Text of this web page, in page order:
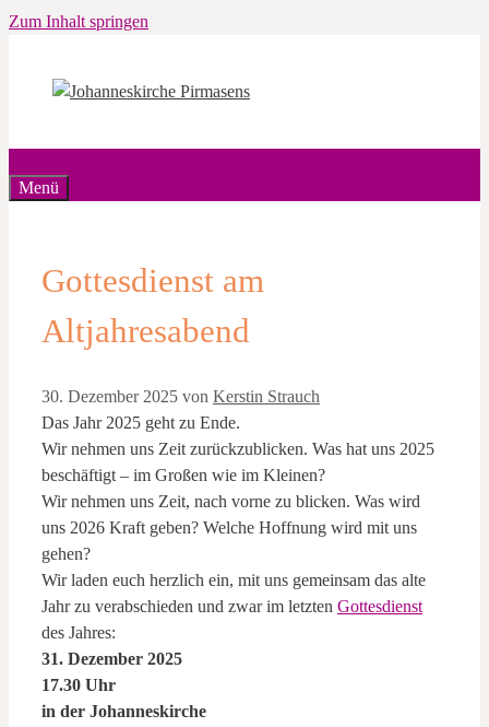
Zum Inhalt springen
Menü
Gottesdienst am
Altjahresabend
30. Dezember 2025 von Kerstin Strauch
Das Jahr 2025 geht zu Ende.
Wir nehmen uns Zeit zurückzublicken. Was hat uns 2025
beschäftigt – im Großen wie im Kleinen?
Wir nehmen uns Zeit, nach vorne zu blicken. Was wird
uns 2026 Kraft geben? Welche Hoffnung wird mit uns
gehen?
Wir laden euch herzlich ein, mit uns gemeinsam das alte
Jahr zu verabschieden und zwar im letzten Gottesdienst
des Jahres:
31. Dezember 2025
17.30 Uhr
in der Johanneskirche